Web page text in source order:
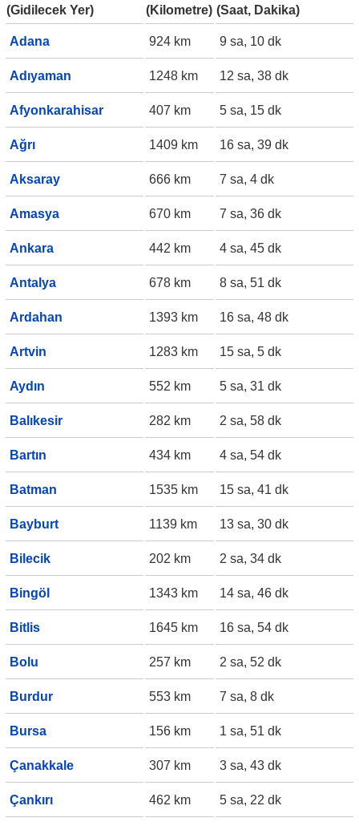
(Gidilecek Yer) (Kilometre) (Saat, Dakika)
Adana 924 km 9 sa, 10 dk
Adıyaman 1248 km 12 sa, 38 dk
Afyonkarahisar 407 km 5 sa, 15 dk
Ağrı 1409 km 16 sa, 39 dk
Aksaray 666 km 7 sa, 4 dk
Amasya 670 km 7 sa, 36 dk
Ankara 442 km 4 sa, 45 dk
Antalya 678 km 8 sa, 51 dk
Ardahan 1393 km 16 sa, 48 dk
Artvin 1283 km 15 sa, 5 dk
Aydın 552 km 5 sa, 31 dk
Balıkesir 282 km 2 sa, 58 dk
Bartın 434 km 4 sa, 54 dk
Batman 1535 km 15 sa, 41 dk
Bayburt 1139 km 13 sa, 30 dk
Bilecik 202 km 2 sa, 34 dk
Bingöl 1343 km 14 sa, 46 dk
Bitlis 1645 km 16 sa, 54 dk
Bolu 257 km 2 sa, 52 dk
Burdur 553 km 7 sa, 8 dk
Bursa 156 km 1 sa, 51 dk
Çanakkale 307 km 3 sa, 43 dk
Çankırı 462 km 5 sa, 22 dk